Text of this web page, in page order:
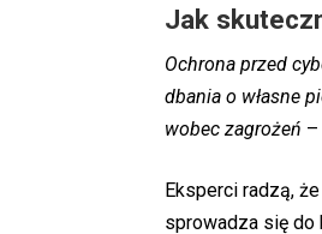
Jak
Ochrona przed
dbania o własne
wobec zagrożeń –
Eksperci radzą,
sprowadza się do